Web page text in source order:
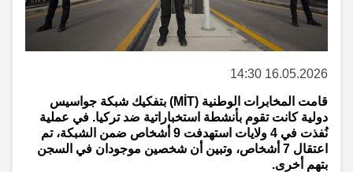
16.05.2026 14:30
قامت المخابرات الوطنية (MİT) بتفكيك شبكة جواسيس
دولية كانت تقوم بأنشطة استخباراتية ضد تركيا. في عملية
نُفذت في 4 ولايات استهدفت 9 أشخاص ضمن الشبكة، تم
اعتقال 7 أشخاص، وتبين أن شخصين موجودان في السجن
بتهم أخرى.